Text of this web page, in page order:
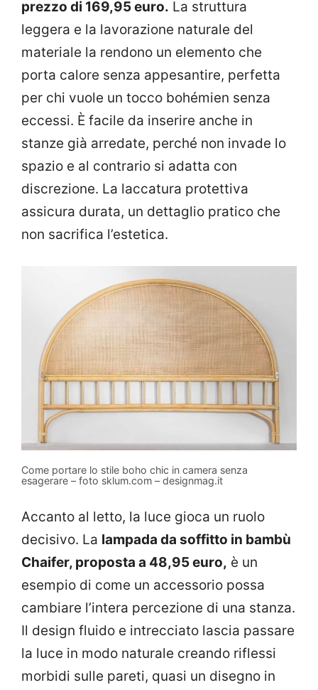
prezzo di 169,95 euro. La struttura
leggera e la lavorazione naturale del
materiale la rendono un elemento che
porta calore senza appesantire, perfetta
per chi vuole un tocco bohémien senza
eccessi. È facile da inserire anche in
stanze già arredate, perché non invade lo
spazio e al contrario si adatta con
discrezione. La laccatura protettiva
assicura durata, un dettaglio pratico che
non sacrifica l’estetica.
Come portare lo stile boho chic in camera senza
esagerare – foto sklum.com – designmag.it
Accanto al letto, la luce gioca un ruolo
decisivo. La lampada da soffitto in bambù
Chaifer, proposta a 48,95 euro, è un
esempio di come un accessorio possa
cambiare l’intera percezione di una stanza.
Il design fluido e intrecciato lascia passare
la luce in modo naturale creando riflessi
morbidi sulle pareti, quasi un disegno in